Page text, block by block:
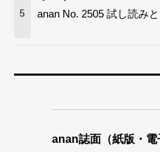
5 anan No. 2505 試し読み
anan誌面（紙版・電